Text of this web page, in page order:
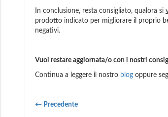
In conclusione, resta consigliato, qualora si
prodotto indicato per migliorare il proprio
negativi.
Vuoi restare aggiornata/o con i nostri
Continua a leggere il nostro blog oppure
← Precedente